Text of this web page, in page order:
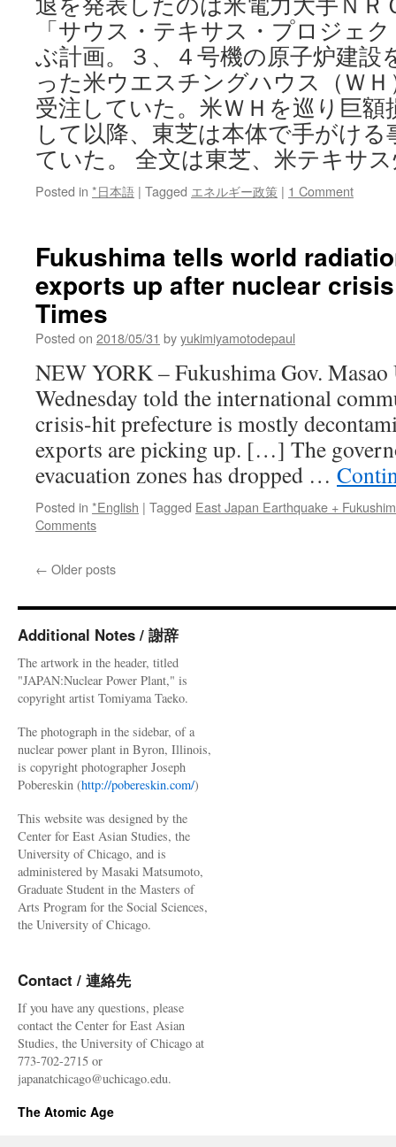
「サウス・テキサス・プロジェ
ぶ計画。３、４号機の原子炉建設
った米ウエスチングハウス（Ｗ
受注していた。米ＷＨを巡り巨額
して以降、東芝は本体で手がけ
ていた。 全文は東芝、米テキサ
Posted in *日本語 | Tagged エネルギー政策 | 1 Comment
Fukushima tells world
exports up after nuclear
Times
Posted on 2018/05/31 byyukimiyamotodepaul
NEW YORK – Fukushima Gov.
Wednesday told the international
crisis-hit prefecture is mostly
exports are picking up. […] The
evacuation zones has dropped …
Posted in *English | Tagged East Japan Earthquake +
Comments
← Older posts
Additional Notes / 謝辞
The artwork in the header, titled
"JAPAN:Nuclear Power Plant," is
copyright artist Tomiyama Taeko.
The photograph in the sidebar, of a
nuclear power plant in Byron, Illinois,
is copyright photographer Joseph
Pobereskin (http://pobereskin.com/)
This website was designed by the
Center for East Asian Studies, the
University of Chicago, and is
administered by Masaki Matsumoto,
Graduate Student in the Masters of
Arts Program for the Social Sciences,
the University of Chicago.
Contact / 連絡先
If you have any questions, please
contact the Center for East Asian
Studies, the University of Chicago at
773-702-2715 or
japanatchicago@uchicago.edu.
The Atomic Age